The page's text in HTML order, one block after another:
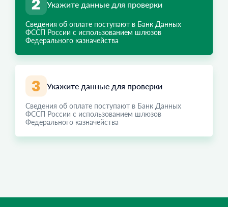
Укажите данные для проверки
Сведения об оплате поступают в Банк Данных
ФССП России с использованием шлюзов
Федерального казначейства
Укажите данные для проверки
Сведения об оплате поступают в Банк Данных
ФССП России с использованием шлюзов
Федерального казначейства